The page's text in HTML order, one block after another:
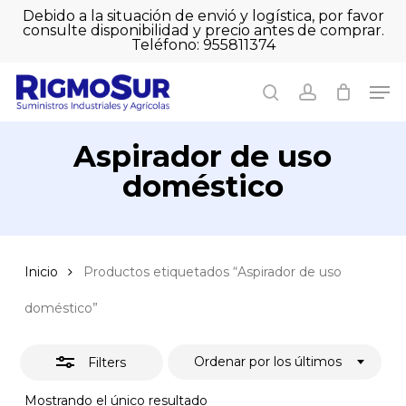
SkipDebido a la situación de envió y logística, por favor
consulte disponibilidad y precio antes de comprar.
Teléfono: 955811374
searchaccount
Cart Close
Aspirador de uso
doméstico
Inicio Productos etiquetados “Aspirador de uso
doméstico”
Filters
Mostrando el único resultado
Ordenar por los últimos
Close